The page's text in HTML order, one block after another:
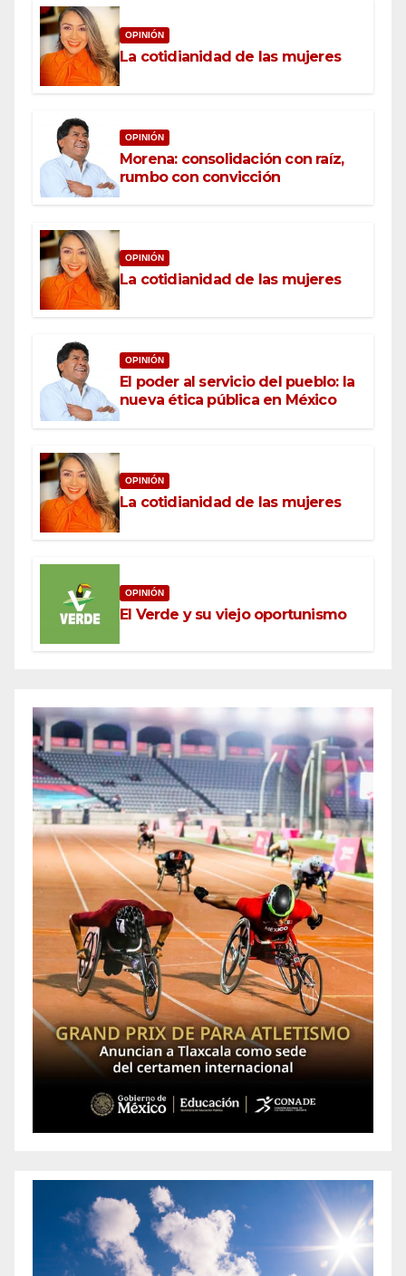
OPINIÓN
La cotidianidad de las mujeres
OPINIÓN
Morena: consolidación con raíz,
rumbo con convicción
OPINIÓN
La cotidianidad de las mujeres
OPINIÓN
El poder al servicio del pueblo: la
nueva ética pública en México
OPINIÓN
La cotidianidad de las mujeres
OPINIÓN
El Verde y su viejo oportunismo